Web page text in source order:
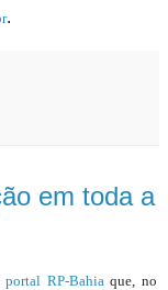
.
em toda a
portal RP-Bahiaque, no